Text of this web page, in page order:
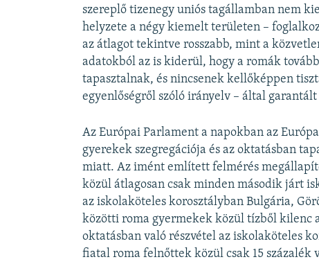
szereplő tizenegy uniós tagállamban nem
helyzete a négy kiemelt területen –
az átlagot tekintve rosszabb, mint a
adatokból az is kiderül, hogy a romák
tapasztalnak, és nincsenek kellőképpen
egyenlőségről szóló irányelv – által
Az Európai Parlament a napokban az
gyerekek szegregációja és az oktatásban
miatt. Az imént említett felmérés
közül átlagosan csak minden második járt
az iskolaköteles korosztályban Bulgária,
közötti roma gyermekek közül tízből kilenc
oktatásban való részvétel az iskolaköteles
fiatal roma felnőttek közül csak 15 százalék